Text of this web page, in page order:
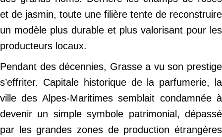
et de jasmin, toute une filière tente de reconstruire
un modèle plus durable et plus valorisant pour les
producteurs locaux.
Pendant des décennies, Grasse a vu son prestige
s’effriter. Capitale historique de la parfumerie, la
ville des Alpes-Maritimes semblait condamnée à
devenir un simple symbole patrimonial, dépassé
par les grandes zones de production étrangères